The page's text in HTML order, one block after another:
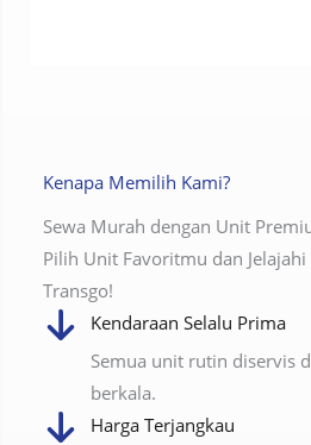
Kenapa Memilih Kami?
Sewa Murah dengan Unit
Pilih Unit Favoritmu dan
Transgo!
Kendaraan Selalu Prima
Semua unit rutin diservis
berkala.
Harga Terjangkau